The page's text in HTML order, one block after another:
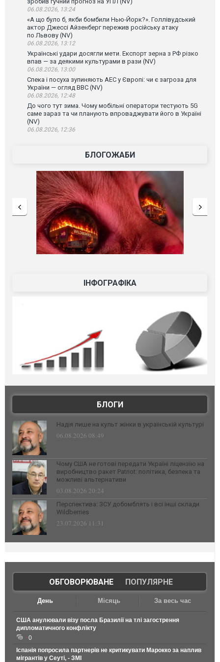
06.08.2026, 13:24
«А що було б, якби бомбили Нью-Йорк?». Голлівудський
актор Джессі Айзенберг пережив російську атаку
по Львову (NV)
06.08.2026, 13:12
Українські удари досягли мети. Експорт зерна з РФ різко
впав — за деякими культурами в рази (NV)
06.08.2026, 13:00
Спека і посуха зупиняють АЕС у Європі: чи є загроза для
України — огляд ВВС (NV)
06.08.2026, 12:48
До чого тут зима. Чому мобільні оператори тестують 5G
саме зараз та чи планують впроваджувати його в Україні
(NV)
06.08.2026, 12:36
БЛОГОЖАБИ
ІНФОГРАФІКА
БЛОГИ
Надія лише на культ жінки в українській культурі
06.08.2026 08:49
Чому США не готові передати Україні ліцензію на
виробництво ракет Patriot: політика, безпека та
можливі альтернативи
03.08.2026 20:24
Перспектива: ЗСУ добомблять і всі інші склади
Wildberries
23.07.2026 11:31
ОБГОВОРЮВАНЕ| ПОПУЛЯРНЕ
День Місяць За весь час
США анулювали візу посла Бразилії на тлі загострення
дипломатичного конфлікту
0
Іспанія попросила партнерів не критикувати Марокко за наплив
мігрантів у Сеуті, - ЗМІ